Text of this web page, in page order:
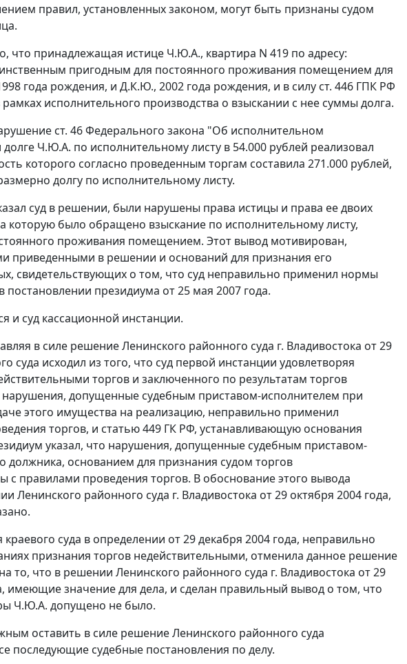
правил, установленных законом, могут быть признаны судом
что принадлежащая истице Ч.Ю.А., квартира N 419 по адресу:
пригодным для постоянного проживания помещением для
года рождения, и Д.К.Ю., 2002 года рождения, и в силу ст. 446 ГПК РФ
исполнительного производства о взыскании с нее суммы долга.
ст. 46Федерального закона "Об исполнительном
Ч.Ю.А. по исполнительному листу в 54.000 рублей реализовал
которого согласно проведенным торгам составила 271.000 рублей,
долгу по исполнительному листу.
суд в решении, были нарушены права истицы и права ее двоих
которую было обращено взыскание по исполнительному листу,
проживания помещением. Этот вывод мотивирован,
приведенными в решении и оснований для признания его
свидетельствующих о том, что суд неправильно применил нормы
президиума от 25 мая 2007 года.
и суд кассационной инстанции.
в силе решение Ленинского районного суда г. Владивостока от 29
суда исходил из того, что суд первой инстанции удовлетворяя
торгов и заключенного по результатам торгов
допущенные судебным приставом-исполнителем при
этого имущества на реализацию, неправильно применил
торгов, и статью 449 ГК РФ, устанавливающую основания
указал, что нарушения, допущенные судебным приставом-
основанием для признания судом торгов
с правилами проведения торгов. В обоснование этого вывода
Ленинского районного суда г. Владивостока от 29 октября 2004 года,
суда в определении от 29 декабря 2004 года, неправильно
признания торгов недействительными, отменила данное решение
то, что в решении Ленинского районного суда г. Владивостока от 29
имеющие значение для дела, и сделан правильный вывод о том, что
Ч.Ю.А. допущено не было.
оставить в силе решение Ленинского районного суда
последующие судебные постановления по делу.